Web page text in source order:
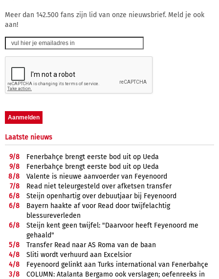
Meer dan 142.500 fans zijn lid van onze nieuwsbrief. Meld je ook
aan!
Laatste nieuws
9/8
Fenerbahçe brengt eerste bod uit op Ueda
9/8
Fenerbahçe brengt eerste bod uit op Ueda
8/8
Valente is nieuwe aanvoerder van Feyenoord
7/8
Read niet teleurgesteld over afketsen transfer
6/8
Steijn openhartig over debuutjaar bij Feyenoord
6/8
Bayern haakte af voor Read door twijfelachtig
blessureverleden
6/8
Steijn kent geen twijfel: "Daarvoor heeft Feyenoord me
gehaald"
5/8
Transfer Read naar AS Roma van de baan
4/8
Sliti wordt verhuurd aan Excelsior
4/8
Feyenoord gelinkt aan Turks international van Fenerbahçe
3/8
COLUMN: Atalanta Bergamo ook verslagen; oefenreeks in